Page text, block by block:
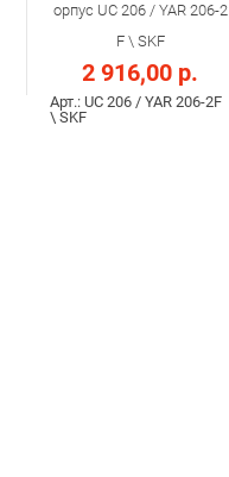
орпус UC 206 / YAR 206-2
F \ SKF
2 916,00 р.
Арт.: UC 206 / YAR 206-2F
\ SKF